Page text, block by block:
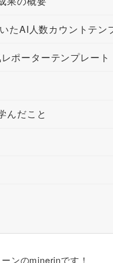
たAI人数カウントテン
ポーターテンプレート
んだこと
ンのminerinです！